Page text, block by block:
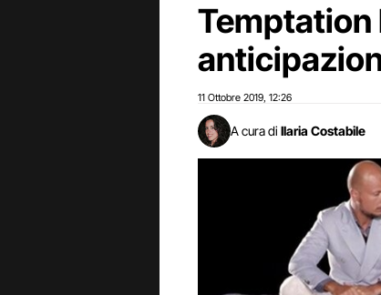
Temptation
11 Ottobre 2019 12:26
A cura di Ilaria Costabile